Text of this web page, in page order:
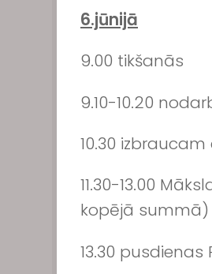
6.jūnijā
9.00 tikšanās
9.10-10.20
10.30
11.30-13.00
kopējā summā)
13.30